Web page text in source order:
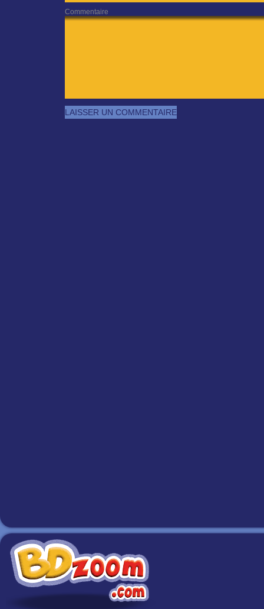
Commentaire